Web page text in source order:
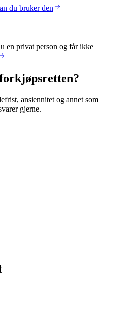
du bruker den
en privat person og får ikke
ansiennitet og annet som
gjerne.